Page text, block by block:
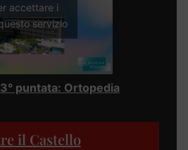
accettare i
servizio
puntata: Ortopedia
il Castello